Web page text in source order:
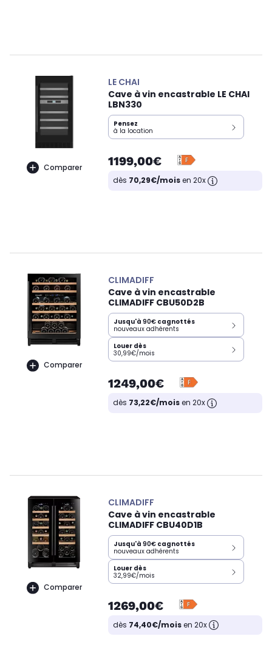
Comparer
LE CHAI
Cave à vin encastrable LE CHAI
LBN330
Pensez
à la location
1199,00€
dès 70,29€/moisen 20x
Comparer
CLIMADIFF
Cave à vin encastrable
CLIMADIFF CBU50D2B
Jusqu'à 90€ cagnottés
nouveaux adhérents
Louer dès
30,99€/mois
1249,00€
dès 73,22€/moisen 20x
Comparer
CLIMADIFF
Cave à vin encastrable
CLIMADIFF CBU40D1B
Jusqu'à 90€ cagnottés
nouveaux adhérents
Louer dès
32,99€/mois
1269,00€
dès 74,40€/moisen 20x